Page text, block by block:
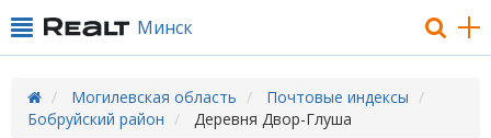
Минск
Могилевская область
Почтовые индексы
Бобруйский район
Деревня Двор-Глуша